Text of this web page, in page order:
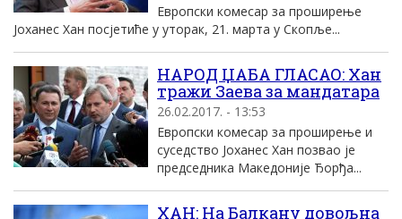
Европски комесар за проширење
Јоханес Хан посјетиће у уторак, 21. марта у Скопље...
НАРОД ЏАБА ГЛАСАО: Хан
тражи Заева за мандатара
26.02.2017. - 13:53
Европски комесар за проширење и
суседство Јоханес Хан позвао је
председника Македоније Ђорђа...
ХАН: На Балкану довољна